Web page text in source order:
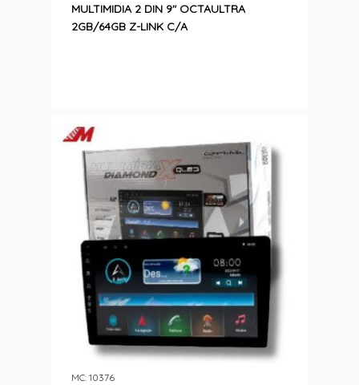
MULTIMIDIA 2 DIN 9″ OCTAULTRA
2GB/64GB Z-LINK C/A
MC: 10376